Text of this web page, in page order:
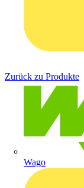
Wago
Zurück zu Produkte